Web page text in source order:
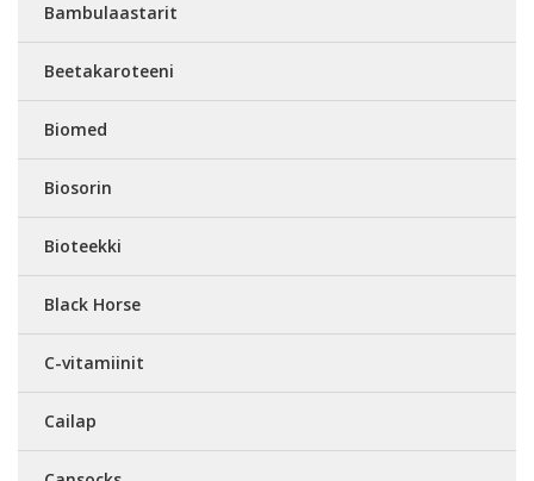
Bambulaastarit
Beetakaroteeni
Biomed
Biosorin
Bioteekki
Black Horse
C-vitamiinit
Cailap